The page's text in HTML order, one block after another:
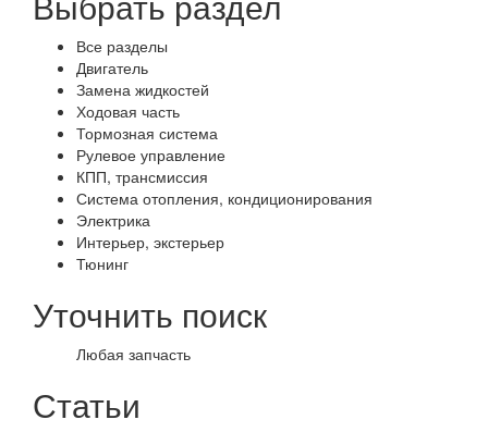
Все разделы
Двигатель
Замена жидкостей
Ходовая часть
Тормозная система
Рулевое управление
КПП, трансмиссия
Система отопления, кондиционирования
Электрика
Интерьер, экстерьер
Тюнинг
Уточнить поиск
Любая запчасть
Статьи